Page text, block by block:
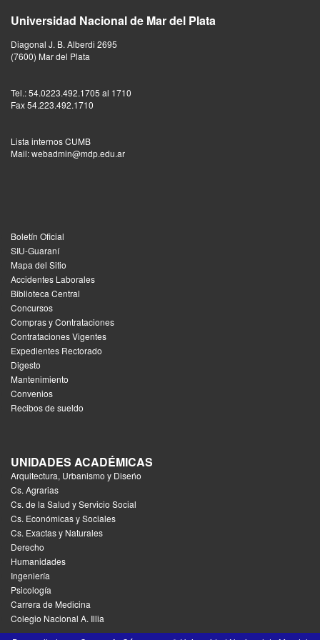
Universidad Nacional de Mar del Plata
Diagonal J. B. Alberdi 2695
(7600) Mar del Plata
Tel.: 54.0223.492.1705 al 1710
Fax 54.223.492.1710
Lista internos CUMB
Mail: webadmin@mdp.edu.ar
Boletín Oficial
SIU-Guaraní
Mapa del Sitio
Accidentes Laborales
Biblioteca Central
Concursos
Compras y Contrataciones
Contrataciones Vigentes
Expedientes Rectorado
Digesto
Mantenimiento
Convenios
Recibos de sueldo
UNIDADES ACADÉMICAS
Arquitectura, Urbanismo y Diseńo
Cs. Agrarias
Cs. de la Salud y Servicio Social
Cs. Económicas y Sociales
Cs. Exactas y Naturales
Derecho
Humanidades
Ingeniería
Psicología
Carrera de Medicina
Colegio Nacional A. Illia